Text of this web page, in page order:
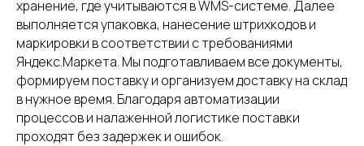
хранение, где учитываются в WMS-системе. Далее
выполняется упаковка, нанесение штрихкодов и
маркировки в соответствии с требованиями
Яндекс.Маркета. Мы подготавливаем все документы,
формируем поставку и организуем доставку на склад
в нужное время. Благодаря автоматизации
процессов и налаженной логистике поставки
проходят без задержек и ошибок.